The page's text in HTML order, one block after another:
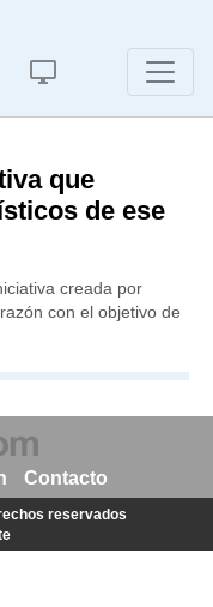
que
de ese
creada por
con el objetivo de
Contacto
reservados